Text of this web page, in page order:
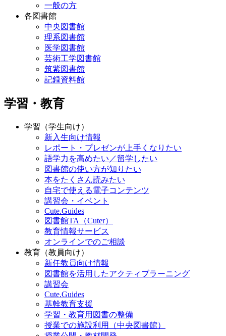
一般の方
各図書館
中央図書館
理系図書館
医学図書館
芸術工学図書館
筑紫図書館
記録資料館
学習・教育
学習（学生向け）
新入生向け情報
レポート・プレゼンが上手くなりたい
語学力を高めたい／留学したい
図書館の使い方が知りたい
本をたくさん読みたい
自宅で使える電子コンテンツ
講習会・イベント
Cute.Guides
図書館TA（Cuter）
教育情報サービス
オンラインでのご相談
教育（教員向け）
新任教員向け情報
図書館を活用したアクティブラーニング
講習会
Cute.Guides
基幹教育支援
学習・教育用図書の整備
授業での施設利用（中央図書館）